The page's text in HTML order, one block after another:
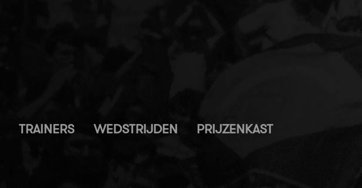
TRAINERS WEDSTRIJDEN PRIJZENKAST